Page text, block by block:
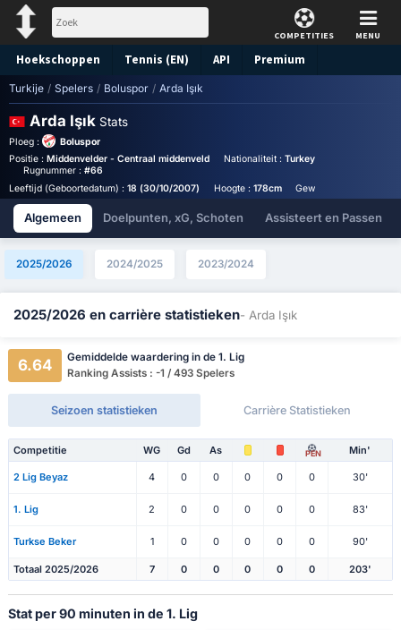
COMPETITIES MENU
Hoekschoppen Tennis (EN) API Premium
Voorspelling
Turkije / Spelers / Boluspor / Arda Işık
Arda Işık Stats
Ploeg :
Boluspor
Positie : Middenvelder - Centraal middenveld Nationaliteit : Turkey
Rugnummer : #66
Leeftijd (Geboortedatum) : 18 (30/10/2007) Hoogte : 178cm Gewicht :
Algemeen Doelpunten, xG, Schoten Assisteert en Passen
2025/2026 2024/2025 2023/2024
2025/2026 en carrière statistieken- Arda Işık
6.64
Gemiddelde waardering in de 1. Lig
Ranking Assists : -1 / 493 Spelers
Seizoen statistieken Carrière Statistieken
Competitie WG Gd As PEN Min'
2 Lig Beyaz 4 0 0 0 0 0 30'
1. Lig 2 0 0 0 0 0 83'
Turkse Beker 1 0 0 0 0 0 90'
Totaal 2025/2026 7 0 0 0 0 0 203'
Stat per 90 minuten in de 1. Lig